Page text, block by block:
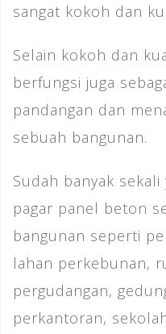
sangat kokoh dan
Selain kokoh dan
berfungsi juga
pandangan dan
sebuah bangunan.
Sudah banyak
pagar panel beton
bangunan seperti
lahan perkebunan,
pergudangan,
perkantoran,